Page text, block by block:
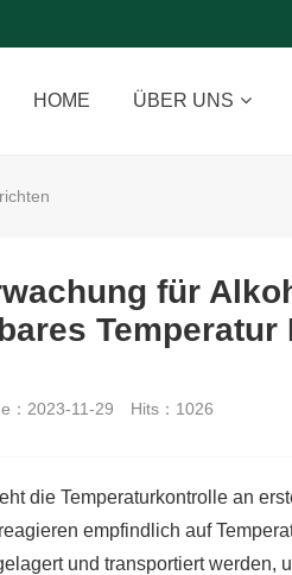
HOME ÜBER UNS
für
Temperatur
：2023-11-29 Hits： 1026
die Temperaturkontrolle an
empfindlich auf
und transportiert werden,